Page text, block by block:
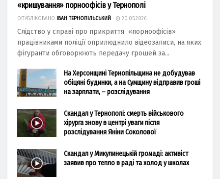
«кришування» порноофісів у Тернополі
ОПУБЛІКОВАНО ІВАН ТЕРНОПІЛЬСЬКИЙ 20.05.2026
Слідство у справі про прикриття «порноофісів»
працівниками поліції оприлюднило відеозаписи, на яких
фігуранти обговорюють передачу грошей за...
На Херсонщині Тернопільщина не добудував
обіцяні будинки, а на Сумщину відправив гроші
на зарплати, – розслідування
Скандал у Тернополі: смерть військового
хірурга знову в центрі уваги після
розслідування Яніни Соколової
Скандал у Микулинецькій громаді: активіст
заявив про тепло в раді та холод у школах